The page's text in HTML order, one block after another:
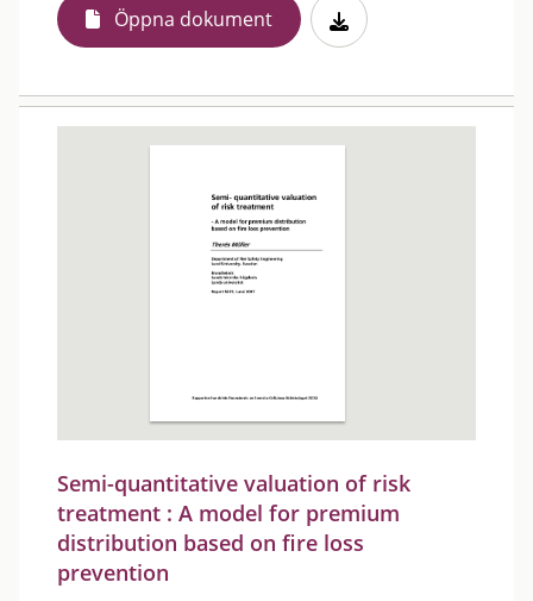
Öppna dokument
Semi-quantitative valuation of risk
treatment : A model for premium
distribution based on fire loss
prevention